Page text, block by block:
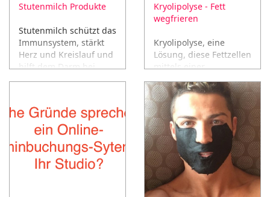
Stutenmilch Produkte
Stutenmilch schützt das
Immunsystem, stärkt
Herz und Kreislauf und
hilft dem Darm bei
seiner Arbeit!
Kryolipolyse - Fett
wegfrieren
Kryolipolyse, eine
Lösung, diese Fettzellen
mittels einer
Kältetechnik einfach
wegfrieren!